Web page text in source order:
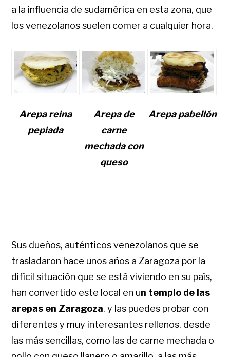
a la influencia de sudamérica en esta zona, que
los venezolanos suelen comer a cualquier hora.
Arepa reina
pepiada
Arepa de
carne
mechada con
queso
Arepa pabellón
Sus dueños, auténticos venezolanos que se
trasladaron hace unos años a Zaragoza por la
difícil situación que se está viviendo en su país,
han convertido este local en un templo de las
arepas en Zaragoza, y las puedes probar con
diferentes y muy interesantes rellenos, desde
las más sencillas, como las de carne mechada o